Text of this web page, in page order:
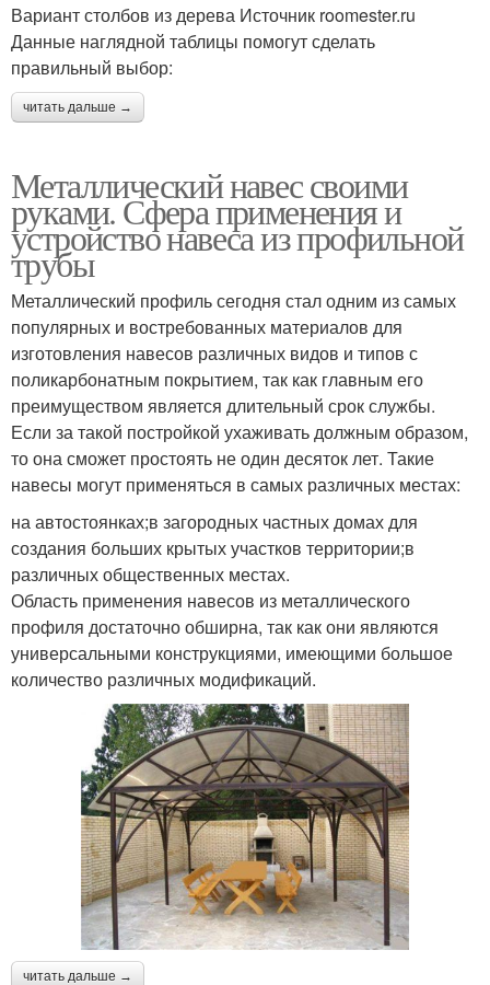
Вариант столбов из дерева Источник roomester.ru
Данные наглядной таблицы помогут сделать
правильный выбор:
читать дальше →
Металлический навес своими
руками. Сфера применения и
устройство навеса из профильной
трубы
Металлический профиль сегодня стал одним из самых
популярных и востребованных материалов для
изготовления навесов различных видов и типов с
поликарбонатным покрытием, так как главным его
преимуществом является длительный срок службы.
Если за такой постройкой ухаживать должным образом,
то она сможет простоять не один десяток лет. Такие
навесы могут применяться в самых различных местах:
на автостоянках;в загородных частных домах для
создания больших крытых участков территории;в
различных общественных местах.
Область применения навесов из металлического
профиля достаточно обширна, так как они являются
универсальными конструкциями, имеющими большое
количество различных модификаций.
читать дальше →